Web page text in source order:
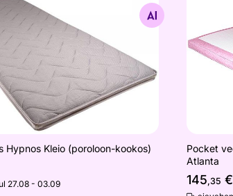
Hypnos Kleio (poroloon-kookos)
27.08 - 03.09
Pocket
Atlanta
145,35 €